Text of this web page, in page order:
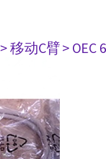
> 移动C臂> OEC